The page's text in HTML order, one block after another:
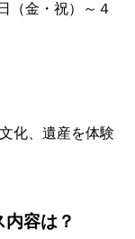
（金・祝）～４
化、遺産を体験
容は？